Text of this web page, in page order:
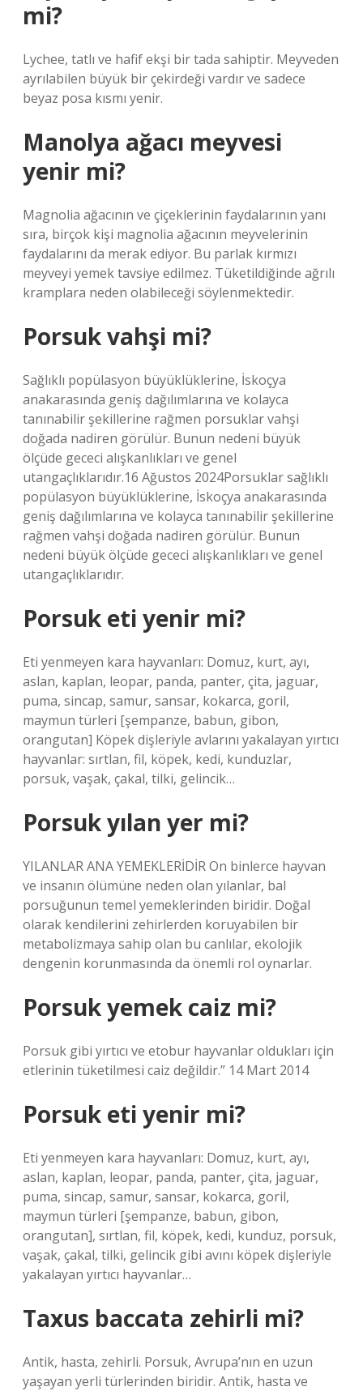
mi?
Lychee, tatlı ve hafif ekşi bir tada sahiptir. Meyveden
ayrılabilen büyük bir çekirdeği vardır ve sadece
beyaz posa kısmı yenir.
Manolya ağacı meyvesi
yenir mi?
Magnolia ağacının ve çiçeklerinin faydalarının yanı
sıra, birçok kişi magnolia ağacının meyvelerinin
faydalarını da merak ediyor. Bu parlak kırmızı
meyveyi yemek tavsiye edilmez. Tüketildiğinde ağrılı
kramplara neden olabileceği söylenmektedir.
Porsuk vahşi mi?
Sağlıklı popülasyon büyüklüklerine, İskoçya
anakarasında geniş dağılımlarına ve kolayca
tanınabilir şekillerine rağmen porsuklar vahşi
doğada nadiren görülür. Bunun nedeni büyük
ölçüde gececi alışkanlıkları ve genel
utangaçlıklarıdır.16 Ağustos 2024Porsuklar sağlıklı
popülasyon büyüklüklerine, İskoçya anakarasında
geniş dağılımlarına ve kolayca tanınabilir şekillerine
rağmen vahşi doğada nadiren görülür. Bunun
nedeni büyük ölçüde gececi alışkanlıkları ve genel
utangaçlıklarıdır.
Porsuk eti yenir mi?
Eti yenmeyen kara hayvanları: Domuz, kurt, ayı,
aslan, kaplan, leopar, panda, panter, çita, jaguar,
puma, sincap, samur, sansar, kokarca, goril,
maymun türleri [şempanze, babun, gibon,
orangutan] Köpek dişleriyle avlarını yakalayan yırtıcı
hayvanlar: sırtlan, fil, köpek, kedi, kunduzlar,
porsuk, vaşak, çakal, tilki, gelincik…
Porsuk yılan yer mi?
YILANLAR ANA YEMEKLERİDİR On binlerce hayvan
ve insanın ölümüne neden olan yılanlar, bal
porsuğunun temel yemeklerinden biridir. Doğal
olarak kendilerini zehirlerden koruyabilen bir
metabolizmaya sahip olan bu canlılar, ekolojik
dengenin korunmasında da önemli rol oynarlar.
Porsuk yemek caiz mi?
Porsuk gibi yırtıcı ve etobur hayvanlar oldukları için
etlerinin tüketilmesi caiz değildir.” 14 Mart 2014
Porsuk eti yenir mi?
Eti yenmeyen kara hayvanları: Domuz, kurt, ayı,
aslan, kaplan, leopar, panda, panter, çita, jaguar,
puma, sincap, samur, sansar, kokarca, goril,
maymun türleri [şempanze, babun, gibon,
orangutan], sırtlan, fil, köpek, kedi, kunduz, porsuk,
vaşak, çakal, tilki, gelincik gibi avını köpek dişleriyle
yakalayan yırtıcı hayvanlar…
Taxus baccata zehirli mi?
Antik, hasta, zehirli. Porsuk, Avrupa’nın en uzun
yaşayan yerli türlerinden biridir. Antik, hasta ve